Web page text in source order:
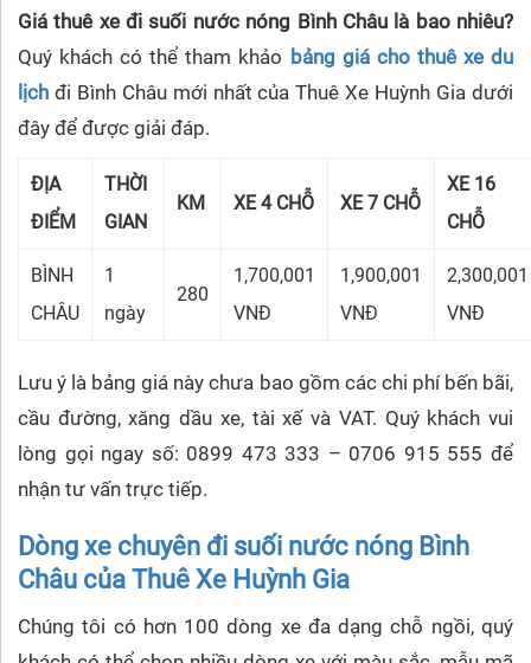
Giá thuê xe đi suối nước nóng Bình Châu là bao nhiêu?
Quý khách có thể tham khảo bảng giá cho thuê xe du
lịch đi Bình Châu mới nhất của Thuê Xe Huỳnh Gia dưới
đây để được giải đáp.
ĐỊA
ĐIỂM
THỜI
GIAN
KM XE 4 CHỖ XE 7 CHỖ
XE 16
CHỖ
BÌNH
CHÂU
1
ngày
280
1,700,001
VNĐ
1,900,001
VNĐ
2,300,001
VNĐ
Lưu ý là bảng giá này chưa bao gồm các chi phí bến bãi,
cầu đường, xăng dầu xe, tài xế và VAT. Quý khách vui
lòng gọi ngay số: 0899 473 333 – 0706 915 555 để
nhận tư vấn trực tiếp.
Dòng xe chuyên đi suối nước nóng Bình
Châu của Thuê Xe Huỳnh Gia
Chúng tôi có hơn 100 dòng xe đa dạng chỗ ngồi, quý